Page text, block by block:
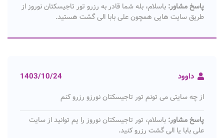
پاسخ مشاور: باسلام، بله شما قادر به رزرو تور تاجیسکتان نوروز از
طریق سایت هایی همچون علی بابا الی گشت هستید.
داوود 1403/10/24
از چه سایتی می تونم تور تاجیسکتان نورزو رزرو کنم
پاسخ مشاور: باسلام، تور تاجیسکتان نوروز را یم توانید از سایت
علی بابا یا الی گشت رزرو کنید.